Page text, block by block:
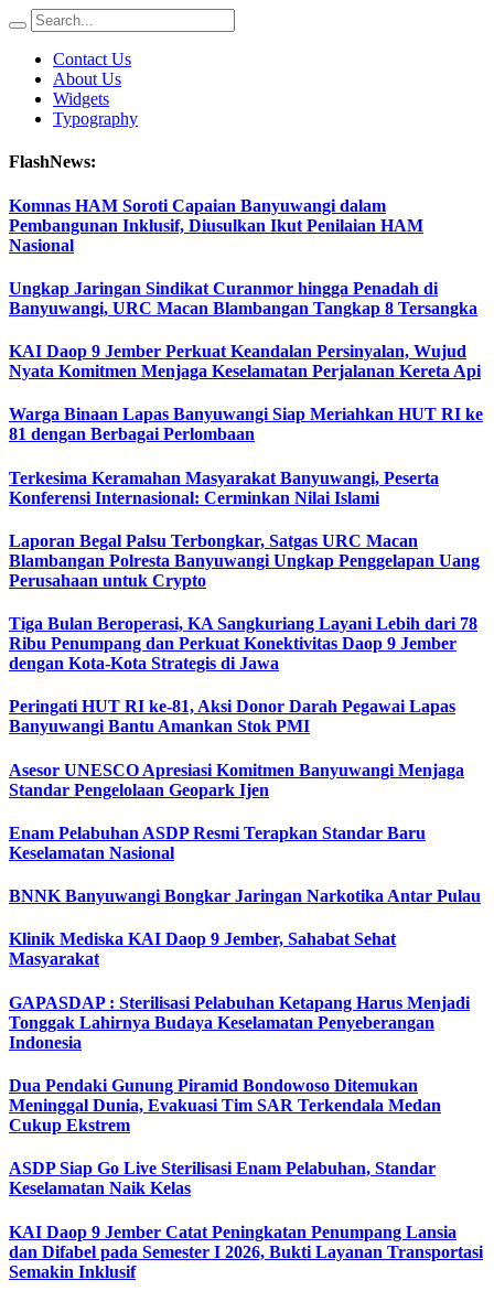
Contact Us
About Us
Widgets
Typography
FlashNews:
Komnas HAM Soroti Capaian Banyuwangi dalam
Pembangunan Inklusif, Diusulkan Ikut Penilaian HAM
Nasional
Ungkap Jaringan Sindikat Curanmor hingga Penadah di
Banyuwangi, URC Macan Blambangan Tangkap 8 Tersangka
KAI Daop 9 Jember Perkuat Keandalan Persinyalan, Wujud
Nyata Komitmen Menjaga Keselamatan Perjalanan Kereta Api
Warga Binaan Lapas Banyuwangi Siap Meriahkan HUT RI ke
81 dengan Berbagai Perlombaan
Terkesima Keramahan Masyarakat Banyuwangi, Peserta
Konferensi Internasional: Cerminkan Nilai Islami
Laporan Begal Palsu Terbongkar, Satgas URC Macan
Blambangan Polresta Banyuwangi Ungkap Penggelapan Uang
Perusahaan untuk Crypto
Tiga Bulan Beroperasi, KA Sangkuriang Layani Lebih dari 78
Ribu Penumpang dan Perkuat Konektivitas Daop 9 Jember
dengan Kota-Kota Strategis di Jawa
Peringati HUT RI ke-81, Aksi Donor Darah Pegawai Lapas
Banyuwangi Bantu Amankan Stok PMI
Asesor UNESCO Apresiasi Komitmen Banyuwangi Menjaga
Standar Pengelolaan Geopark Ijen
Enam Pelabuhan ASDP Resmi Terapkan Standar Baru
Keselamatan Nasional
BNNK Banyuwangi Bongkar Jaringan Narkotika Antar Pulau
Klinik Mediska KAI Daop 9 Jember, Sahabat Sehat
Masyarakat
GAPASDAP : Sterilisasi Pelabuhan Ketapang Harus Menjadi
Tonggak Lahirnya Budaya Keselamatan Penyeberangan
Indonesia
Dua Pendaki Gunung Piramid Bondowoso Ditemukan
Meninggal Dunia, Evakuasi Tim SAR Terkendala Medan
Cukup Ekstrem
ASDP Siap Go Live Sterilisasi Enam Pelabuhan, Standar
Keselamatan Naik Kelas
KAI Daop 9 Jember Catat Peningkatan Penumpang Lansia
dan Difabel pada Semester I 2026, Bukti Layanan Transportasi
Semakin Inklusif